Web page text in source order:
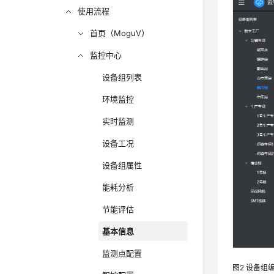
使用流程
首页（MoguV）
监控中心
设备组列表
环境监控
实时监测
设备工况
设备组属性
能耗分析
节能评估
基本信息
监测点配置
图2设备组